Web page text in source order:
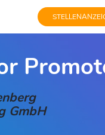
GmbH